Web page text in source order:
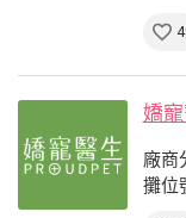
嬌
廠商
攤位